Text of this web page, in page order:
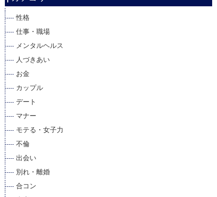
性格
仕事・職場
メンタルヘルス
人づきあい
お金
カップル
デート
マナー
モテる・女子力
不倫
出会い
別れ・離婚
合コン